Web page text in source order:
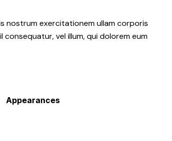
nostrum exercitationem ullam corporis
vel illum, qui dolorem eum
Appearances